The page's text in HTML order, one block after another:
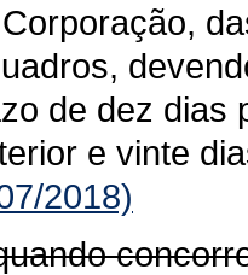
de dez dias
e vinte
2018)